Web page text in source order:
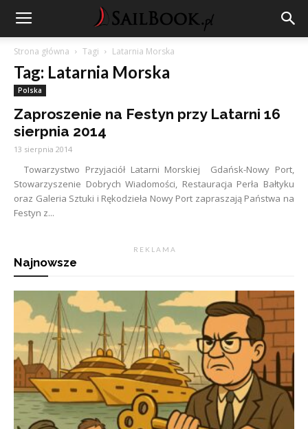
Strona główna Tagi Latarnia Morska
Tag: Latarnia Morska
Polska
Zaproszenie na Festyn przy Latarni 16
sierpnia 2014
13 sierpnia 2014
Towarzystwo Przyjaciół Latarni Morskiej Gdańsk-Nowy Port,
Stowarzyszenie Dobrych Wiadomości, Restauracja Perła Bałtyku
oraz Galeria Sztuki i Rękodzieła Nowy Port zapraszają Państwa na
Festyn z...
R E K L A M A
Najnowsze